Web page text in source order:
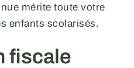
mérite toute votre
enfants scolarisés.
fiscale